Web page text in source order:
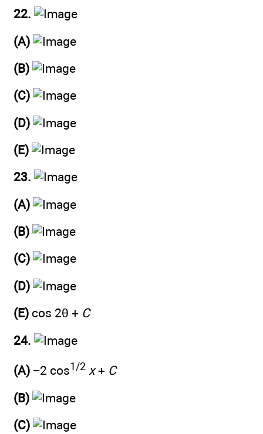
22.
(A)
(B)
(C)
(D)
(E)
23.
(A)
(B)
(C)
(D)
(E) cos 2θ + C
24.
(A) −2 cos1/2 x + C
(B)
(C)